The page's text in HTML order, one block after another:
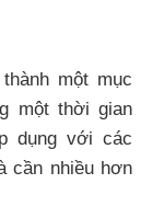
một mục
một thời gian
dụng với các
cần nhiều hơn